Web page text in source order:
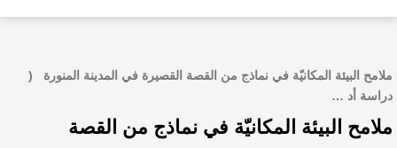
القيمة الأدبية بين استحقاق النص وسلطة الجائزة
​ اللون الأحمر وشاح سردية الأدب وسر رمزية
ملامح البيئة المكانيّة في نماذج من القصة القصيرة في المدينة المنورة (
دراسة أد …
ملامح البيئة المكانيّة في نماذج من القصة